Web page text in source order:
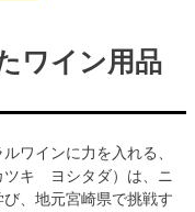
ワイン用品
ワインに力を入れる、
ツキ ヨシタダ）は、ニ
、地元宮崎県で挑戦す